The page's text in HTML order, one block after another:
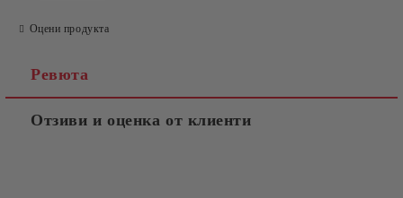
Оцени продукта
Ревюта
Отзиви и оценка от клиенти